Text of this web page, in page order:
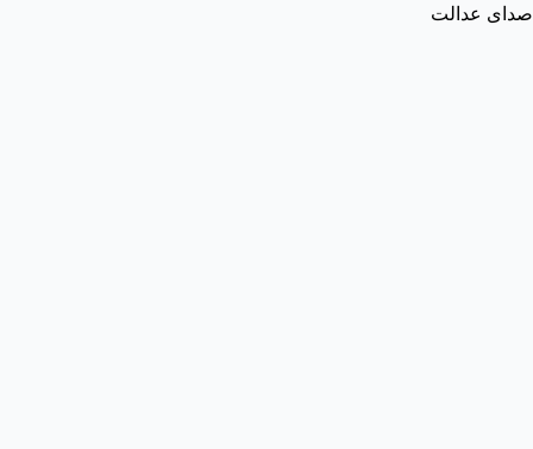
صدای عدالت